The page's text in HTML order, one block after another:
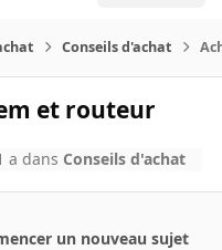
Conseils d'achat
et routeur
a dans Conseils d'achat
un nouveau sujet